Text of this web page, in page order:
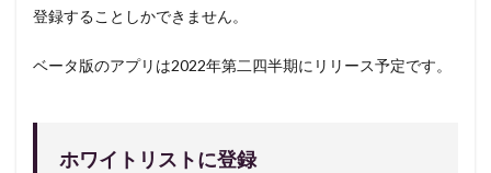
登録することしかできません。
ベータ版のアプリは2022年第二四半期にリリース予定です。
ホワイトリストに登録